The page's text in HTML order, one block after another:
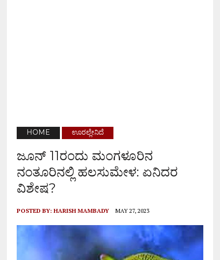
HOME ಊರಲ್ಲೇನಿದೆ
ಜೂನ್ 11ರಂದು ಮಂಗಳೂರಿನ
ನಂತೂರಿನಲ್ಲಿ ಹಲಸುಮೇಳ: ಏನಿದರ
ವಿಶೇಷ?
POSTED BY: HARISH MAMBADY MAY 27, 2023